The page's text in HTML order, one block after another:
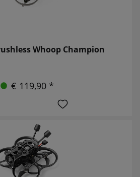
Whoop Champion
€ 119,90 *